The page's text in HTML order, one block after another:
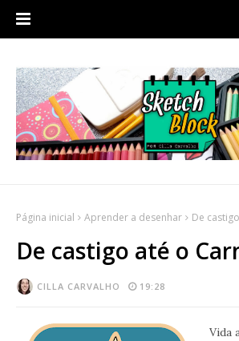
Página inicial Aprender a desenhar De
De castigo até o
CILLA CARVALHO 19:28
Vida